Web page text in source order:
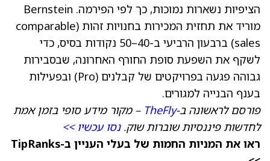
הציפיות נשארות נמוכות, כך לפי הפירמה. Bernstein
מוריד את תחזית המכירות בחנויות זהות (comparable
sales) ברבעון הרביעי ב-40–50 נקודות בסיס, כדי
לשקף את השפעת סופת החורף האחרונה, שבסבירות
גבוהה פגעה בפרויקטים של קבלנים (Pro) ובפעילות
בענף הבנייה למגורים.
פורסם לראשונה ב-TheFly – מקור מידע סופי בזמן אמת
לחדשות פיננסיות שוברות שוק.נסו עכשיו >>
ראו את המניות החמות של בעלי העניין ב-TipRanks